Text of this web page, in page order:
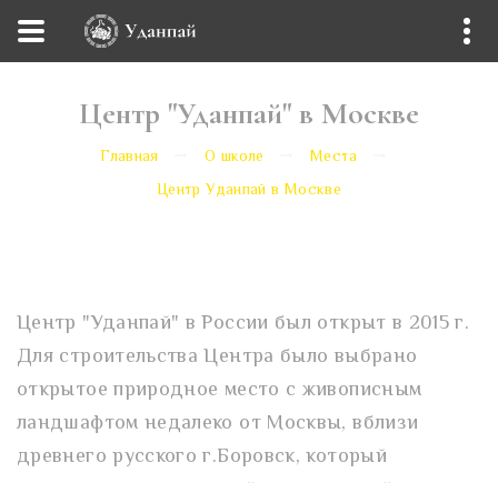
Центр "Уданпай" в Москве
Главная О школе
Места
Центр Уданпай в Москве
Центр "Уданпай" в России был открыт в 2015 г.
Для строительства Центра было выбрано
открытое природное место с живописным
ландшафтом недалеко от Москвы, вблизи
древнего русского г.Боровск, который